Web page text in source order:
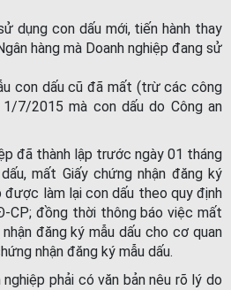
dụng con dấu mới, tiến hành thay
hàng mà Doanh nghiệp đang sử
con dấu cũ đã mất (trừ các công
7/2015 mà con dấu do Công an
đã thành lập trước ngày 01 tháng
mất Giấy chứng nhận đăng ký
được làm lại con dấu theo quy định
CP; đồng thời thông báo việc mất
đăng ký mẫu dấu cho cơ quan
nhận đăng ký mẫu dấu.
phải có văn bản nêu rõ lý do